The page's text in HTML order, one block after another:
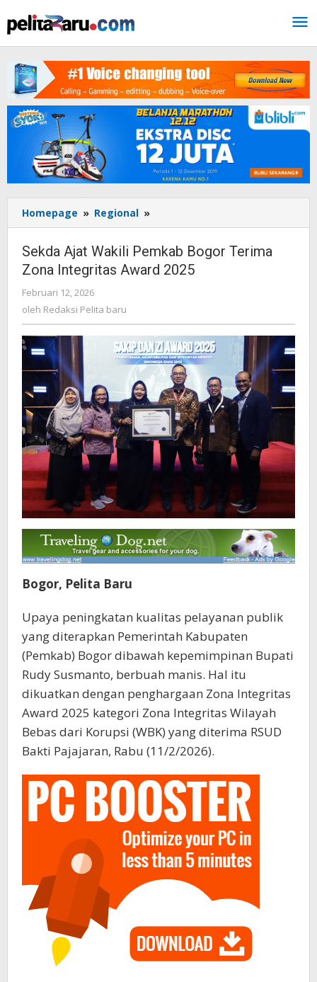
ke
konten
Homepage » Regional »
Ajat
Wakili
Pemkab
Bogor
2025
Sekda Ajat Wakili Pemkab Bogor Terima
Zona Integritas Award 2025
Februari 12, 2026
Redaksi
baru
oleh Redaksi Pelita baru
Bogor, Pelita Baru
Upaya peningkatan kualitas pelayanan publik
yang diterapkan Pemerintah Kabupaten
(Pemkab) Bogor dibawah kepemimpinan Bupati
Rudy Susmanto, berbuah manis. Hal itu
dikuatkan dengan penghargaan Zona Integritas
Award 2025 kategori Zona Integritas Wilayah
Bebas dari Korupsi (WBK) yang diterima RSUD
Bakti Pajajaran, Rabu (11/2/2026).